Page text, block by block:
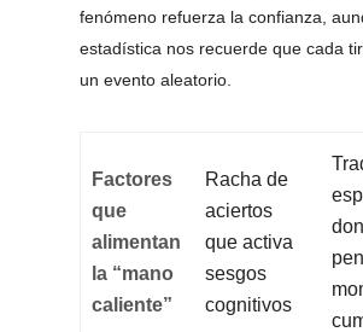
fenómeno refuerza la confianza,
estadística nos recuerde que cada
un evento aleatorio.
Factores
que
alimentan
la “mano
caliente”
Racha de
aciertos
que activa
sesgos
cognitivos